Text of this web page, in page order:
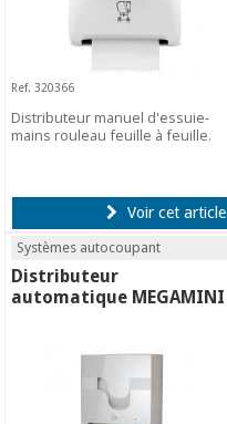
Ref. 320366
Distributeur manuel d'essuie-
mains rouleau feuille à feuille.
Voir cet article
Systèmes autocoupant
Distributeur
automatique MEGAMINI